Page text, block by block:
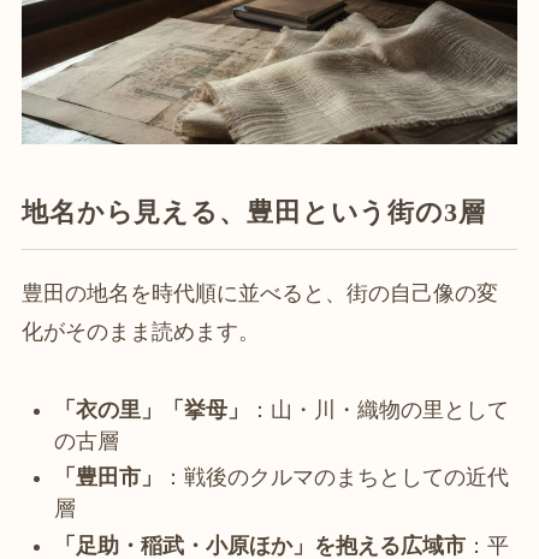
地名から見える、豊田という街の3層
豊田の地名を時代順に並べると、街の自己像の変
化がそのまま読めます。
「衣の里」「挙母」
：山・川・織物の里として
の古層
「豊田市」
：戦後のクルマのまちとしての近代
層
「足助・稲武・小原ほか」を抱える広域市：平